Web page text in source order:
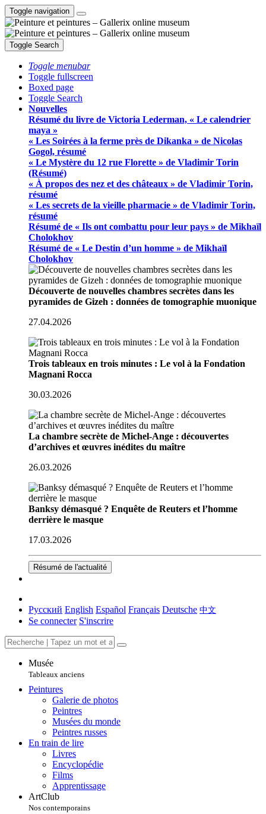
Toggle navigation
Toggle Search
Toggle menubar
Toggle fullscreen
Boxed page
Toggle Search
Nouvelles
Résumé du livre de Victoria Lederman, « Le calendrier
maya »
« Les Soirées à la ferme près de Dikanka » de Nicolas
Gogol, résumé
« Le Mystère du 12 rue Florette » de Vladimir Torin
(Résumé)
« À propos des nez et des châteaux » de Vladimir Torin,
résumé
« Les secrets de la vieille pharmacie » de Vladimir Torin,
résumé
Résumé de « Ils ont combattu pour leur pays » de Mikhaïl
Cholokhov
Résumé de « Le Destin d’un homme » de Mikhaïl
Cholokhov
Découverte de nouvelles chambres secrètes dans les
pyramides de Gizeh : données de tomographie muonique
27.04.2026
Trois tableaux en trois minutes : Le vol à la Fondation
Magnani Rocca
30.03.2026
La chambre secrète de Michel-Ange : découvertes
d’archives et œuvres inédites du maître
26.03.2026
Banksy démasqué ? Enquête de Reuters et l’homme
derrière le masque
17.03.2026
Résumé de l'actualité
Русский English Español Français Deutsche 中文
Se connecter S'inscrire
Musée
Tableaux anciens
Peintures
Galerie de photos
Peintres
Musées du monde
Peintres russes
En train de lire
Livres
Encyclopédie
Films
Apprentissage
ArtClub
Nos contemporains